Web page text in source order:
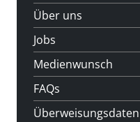
Über uns
Jobs
Medienwunsch
FAQs
Überweisungsdaten